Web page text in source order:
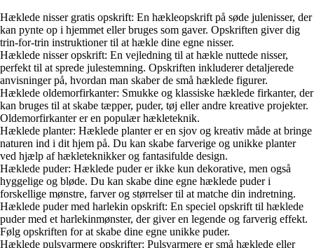
Hæklede nisser gratis opskrift: En hækleopskrift på søde julenisser, der
kan pynte op i hjemmet eller bruges som gaver. Opskriften giver dig
trin-for-trin instruktioner til at hækle dine egne nisser.
Hæklede nisser opskrift: En vejledning til at hækle nuttede nisser,
perfekt til at sprede julestemning. Opskriften inkluderer detaljerede
anvisninger på, hvordan man skaber de små hæklede figurer.
Hæklede oldemorfirkanter: Smukke og klassiske hæklede firkanter, der
kan bruges til at skabe tæpper, puder, tøj eller andre kreative projekter.
Oldemorfirkanter er en populær hækleteknik.
Hæklede planter: Hæklede planter er en sjov og kreativ måde at bringe
naturen ind i dit hjem på. Du kan skabe farverige og unikke planter
ved hjælp af hækleteknikker og fantasifulde design.
Hæklede puder: Hæklede puder er ikke kun dekorative, men også
hyggelige og bløde. Du kan skabe dine egne hæklede puder i
forskellige mønstre, farver og størrelser til at matche din indretning.
Hæklede puder med harlekin opskrift: En speciel opskrift til hæklede
puder med et harlekinmønster, der giver en legende og farverig effekt.
Følg opskriften for at skabe dine egne unikke puder.
Hæklede pulsvarmere opskrifter: Pulsvarmere er små hæklede eller